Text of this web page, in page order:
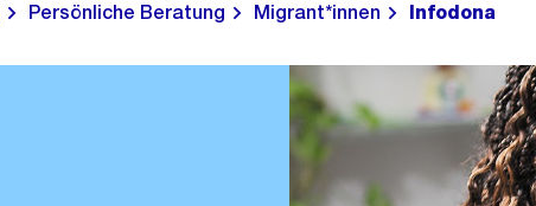
Persönliche Beratung Migrant*innen Infodona